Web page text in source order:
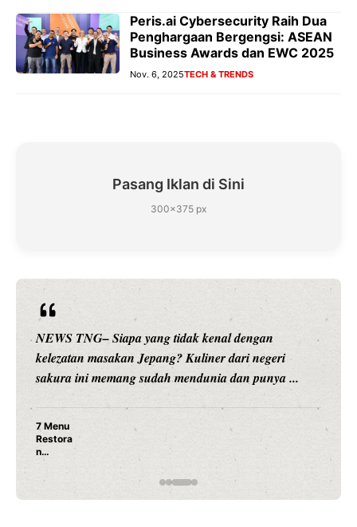
Peris.ai Cybersecurity Raih Dua
Penghargaan Bergengsi: ASEAN
Business Awards dan EWC 2025
Nov. 6, 2025TECH & TRENDS
Pasang Iklan di Sini
300×375 px
negeri
punya ...
NEWS TNG– Siapa sangka, dua nama
hiburan, Nunung Srimulat dan Vicky
merambah dunia kuliner dengan ...
Nunung Srimulat & Vicky Prasetyo
Rahasia Mami Bikin Nagih!